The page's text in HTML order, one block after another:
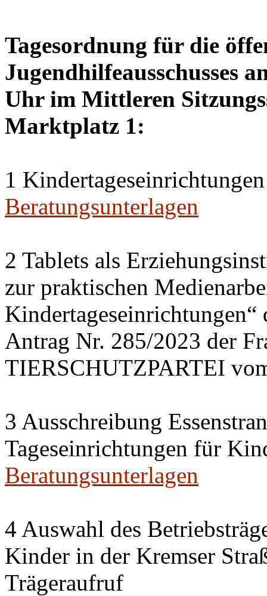
Tagesordnung für die
Jugendhilfeausschusses
Uhr im Mittleren
Marktplatz 1:
1
Beratungsunterlagen
2 Tablets als
zur praktischen
Kindertageseinrichtungen“
Antrag Nr. 285/2023 der
TIERSCHUTZPARTEI
3 Ausschreibung
Tageseinrichtungen für
Beratungsunterlagen
4 Auswahl des
Kinder in der Kremser
Trägeraufruf